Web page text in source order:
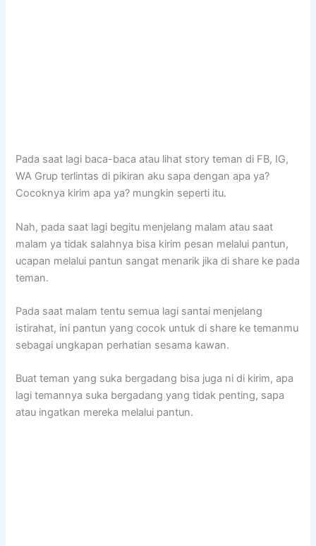
Pada saat lagi baca-baca atau lihat story teman di FB, IG,
WA Grup terlintas di pikiran aku sapa dengan apa ya?
Cocoknya kirim apa ya? mungkin seperti itu.
Nah, pada saat lagi begitu menjelang malam atau saat
malam ya tidak salahnya bisa kirim pesan melalui pantun,
ucapan melalui pantun sangat menarik jika di share ke pada
teman.
Pada saat malam tentu semua lagi santai menjelang
istirahat, ini pantun yang cocok untuk di share ke temanmu
sebagai ungkapan perhatian sesama kawan.
Buat teman yang suka bergadang bisa juga ni di kirim, apa
lagi temannya suka bergadang yang tidak penting, sapa
atau ingatkan mereka melalui pantun.